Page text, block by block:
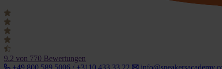
9.2 von 770 Bewertungen
+49 800 589 5006 / +3110 433 33 22